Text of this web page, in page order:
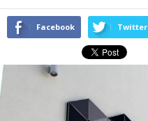
Facebook Twitter